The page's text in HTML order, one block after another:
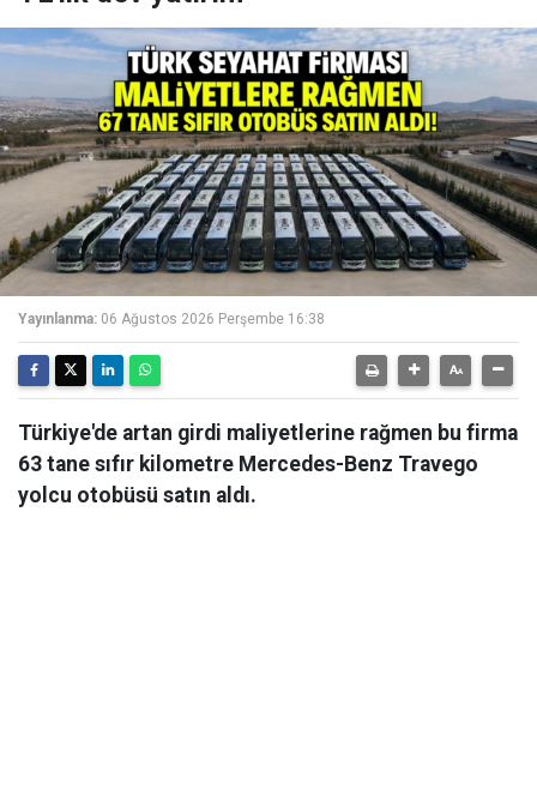
Yayınlanma: 06 Ağustos 2026 Perşembe 16:38
Türkiye'de artan girdi maliyetlerine rağmen bu firma
63 tane sıfır kilometre Mercedes-Benz Travego
yolcu otobüsü satın aldı.